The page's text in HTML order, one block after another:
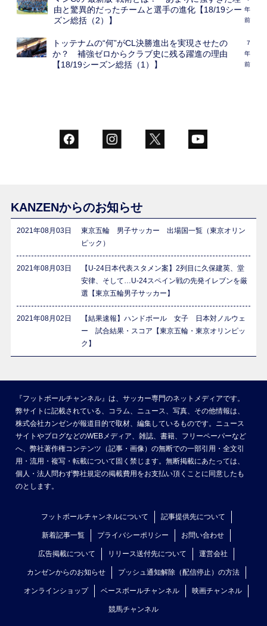
由と驚異的だったチームと選手の進化【18/19シー
ズン総括（2）】
年
前
トッテナムの“何”がCL決勝進出を実現させたの
か？ 補強ゼロからクラブ史に残る躍進の理由
【18/19シーズン総括（1）】
7
年
前
KANZENからのお知らせ
2021年08月03日
東京五輪 男子サッカー 出場国一覧（東京オリン
ピック）
2021年08月03日
【U-24日本代表スタメン案】2列目に久保建英、堂
安律、そして…U-24スペイン戦の先発イレブンを厳
選【東京五輪男子サッカー】
2021年08月02日
【結果速報】ハンドボール 女子 日本対ノルウェ
ー 試合結果・スコア【東京五輪・東京オリンピッ
ク】
『フットボールチャンネル』は、サッカー専門のネットメディアです。
弊サイトに記載されている、コラム、ニュース、写真、その他情報は、
株式会社カンゼンが報道目的で取材、編集しているものです。ニュース
サイトやブログなどのWEBメディア、雑誌、書籍、フリーペーパーなど
へ、弊社著作権コンテンツ（記事・画像）の無断での一部引用・全文引
用・流用・複写・転載について固く禁じます。無断掲載にあたっては、
個人・法人問わず弊社規定の掲載費用をお支払い頂くことに同意したも
のとします。
フットボールチャンネルについて 記事提供先について
新着記事一覧 プライバシーポリシー お問い合わせ
広告掲載について リリース送付先について 運営会社
カンゼンからのお知らせ プッシュ通知解除（配信停止）の方法
オンラインショップ ベースボールチャンネル 映画チャンネル
競馬チャンネル